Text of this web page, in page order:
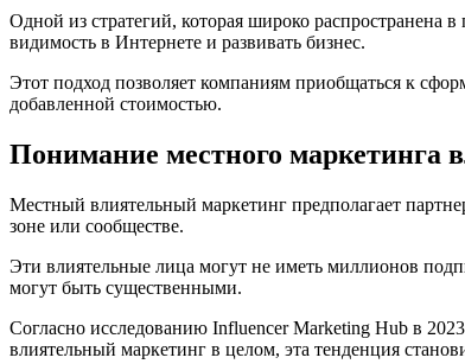
Одной из стратегий, которая широко распространена
видимость в Интернете и развивать бизнес.
Этот подход позволяет компаниям приобщаться к
добавленной стоимостью.
Понимание местного маркетинга
Местный влиятельный маркетинг предполагает
зоне или сообществе.
Эти влиятельные лица могут не иметь миллионов
могут быть существенными.
Согласно исследованию Influencer Marketing Hub в
влиятельный маркетинг в целом, эта тенденция